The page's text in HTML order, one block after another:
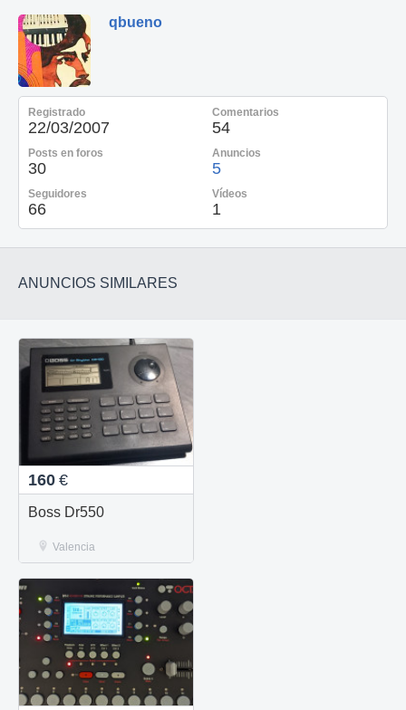
qbueno
Registrado
22/03/2007
Comentarios
54
Posts en foros
30
Anuncios
5
Seguidores
66
Vídeos
1
ANUNCIOS SIMILARES
160 €
Boss Dr550
Valencia